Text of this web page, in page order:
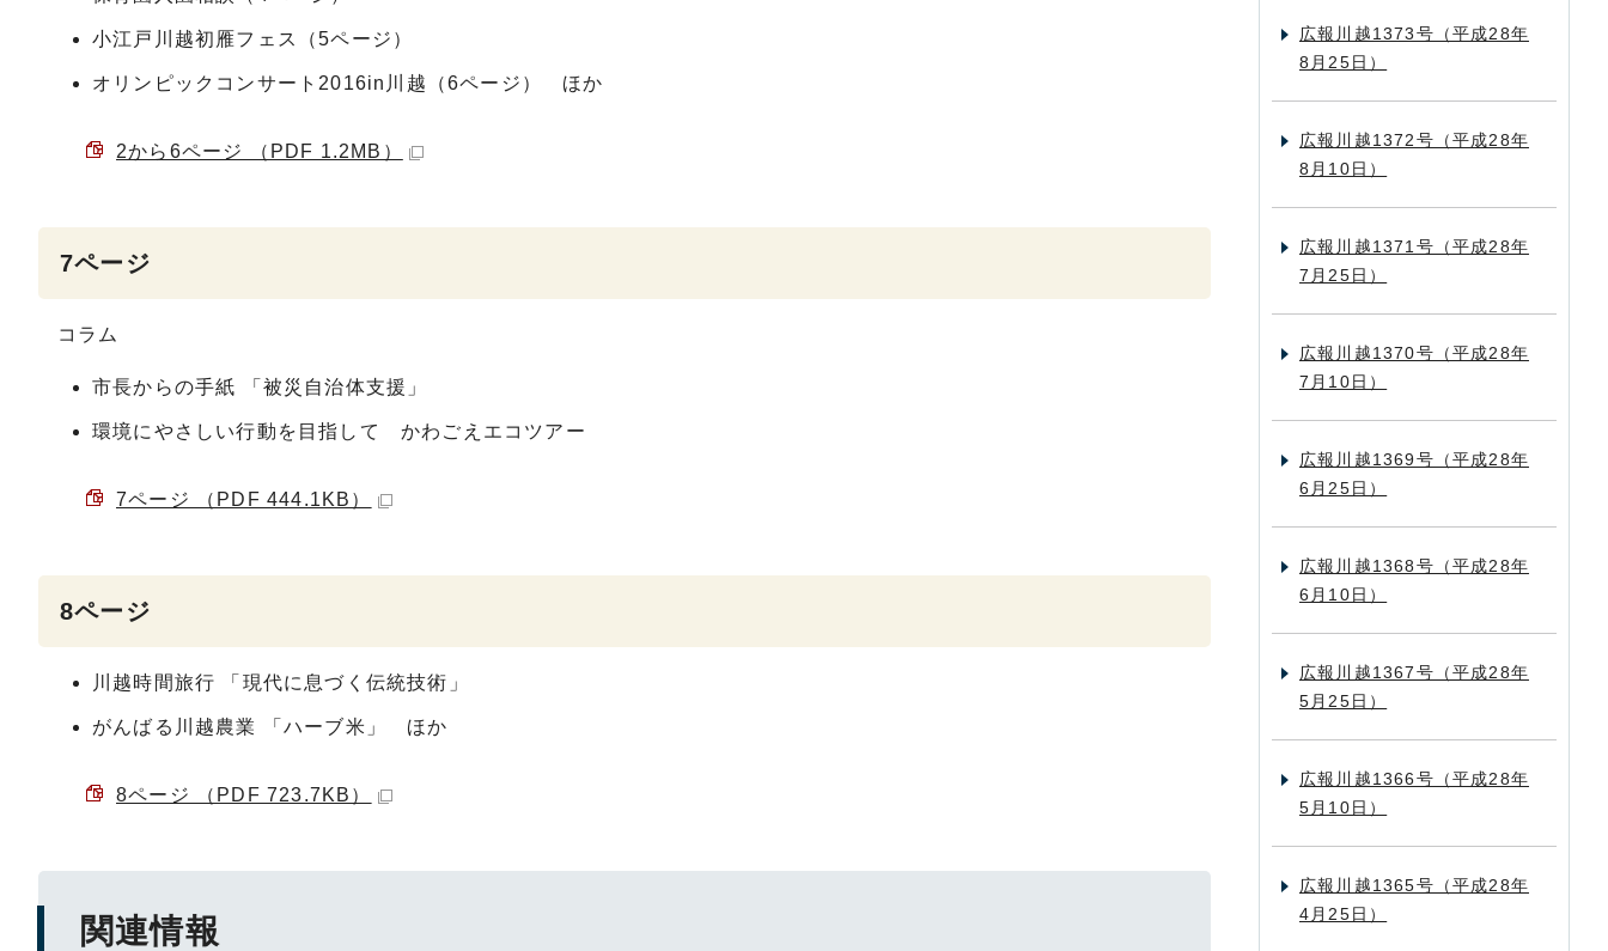
小江戸川越初雁フェス（5ページ）
オリンピックコンサート2016in川越（6ページ） ほか
2から6ページ （PDF 1.2MB）
7ページ
コラム
市長からの手紙 「被災自治体支援」
環境にやさしい行動を目指して かわごえエコツアー
7ページ （PDF 444.1KB）
8ページ
川越時間旅行 「現代に息づく伝統技術」
がんばる川越農業 「ハーブ米」 ほか
8ページ （PDF 723.7KB）
関連情報
広報川越1373号（平成28年
8月25日）
広報川越1372号（平成28年
8月10日）
広報川越1371号（平成28年
7月25日）
広報川越1370号（平成28年
7月10日）
広報川越1369号（平成28年
6月25日）
広報川越1368号（平成28年
6月10日）
広報川越1367号（平成28年
5月25日）
広報川越1366号（平成28年
5月10日）
広報川越1365号（平成28年
4月25日）